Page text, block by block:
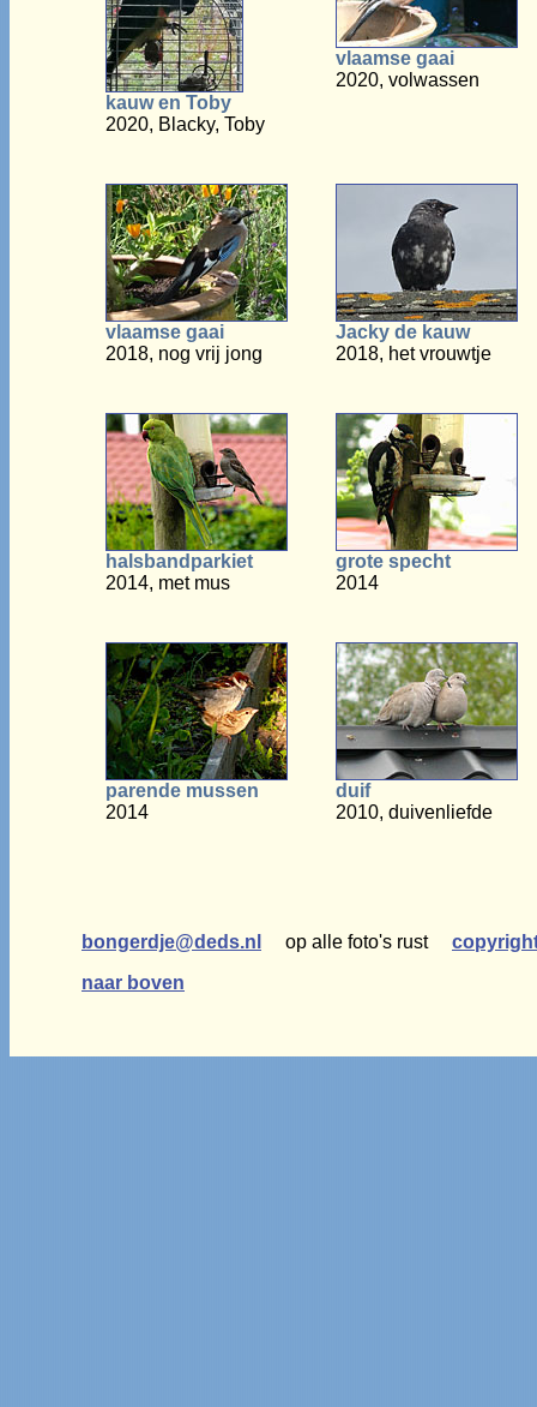
kauw en Toby
2020, Blacky, Toby
vlaamse gaai
2020, volwassen
vlaamse gaai
2018, nog vrij jong
Jacky de kauw
2018, het vrouwtje
halsbandparkiet
2014, met mus
grote specht
2014
parende mussen
2014
duif
2010, duivenliefde
bongerdje@deds.nl op alle foto's rust
naar boven